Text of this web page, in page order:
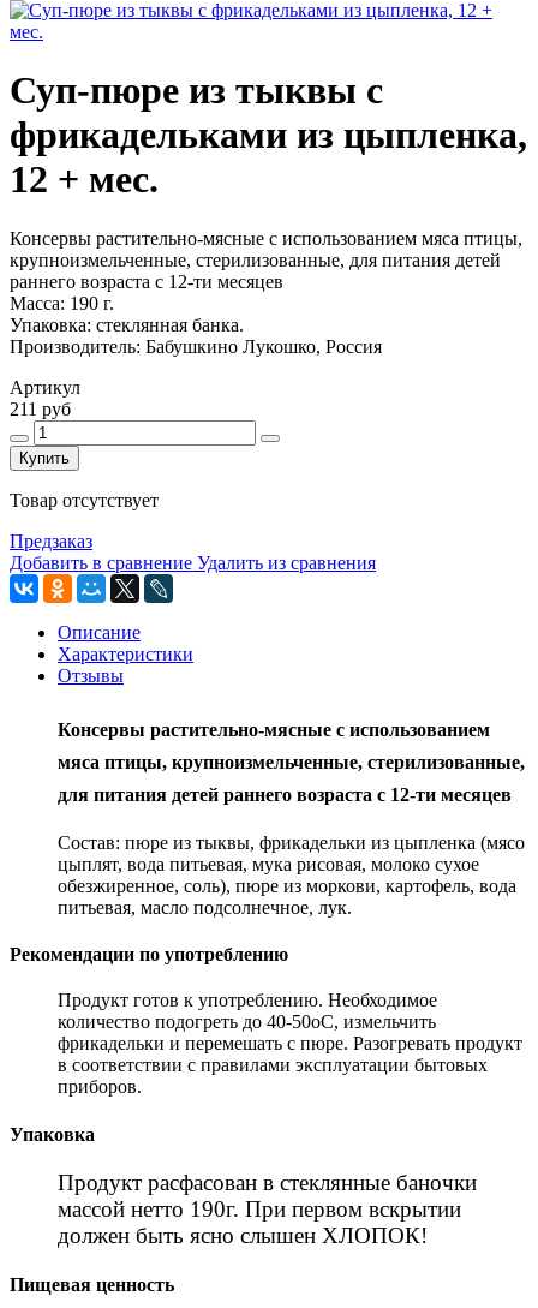
Суп-пюре из тыквы с
фрикадельками из цыпленка,
12 + мес.
Консервы растительно-мясные с использованием мяса птицы,
крупноизмельченные, стерилизованные, для питания детей
раннего возраста с 12-ти месяцев
Масса: 190 г.
Упаковка: стеклянная банка.
Производитель: Бабушкино Лукошко, Россия
Артикул
211 руб
Купить
Товар отсутствует
Предзаказ
Добавить в сравнение Удалить из сравнения
Описание
Характеристики
Отзывы
Консервы растительно-мясные с использованием
мяса птицы, крупноизмельченные, стерилизованные,
для питания детей раннего возраста с 12-ти месяцев
Состав: пюре из тыквы, фрикадельки из цыпленка (мясо
цыплят, вода питьевая, мука рисовая, молоко сухое
обезжиренное, соль), пюре из моркови, картофель, вода
питьевая, масло подсолнечное, лук.
Рекомендации по употреблению
Продукт готов к употреблению. Необходимое
количество подогреть до 40-50оС, измельчить
фрикадельки и перемешать с пюре. Разогревать продукт
в соответствии с правилами эксплуатации бытовых
приборов.
Упаковка
Продукт расфасован в стеклянные баночки
массой нетто 190г. При первом вскрытии
должен быть ясно слышен ХЛОПОК!
Пищевая ценность